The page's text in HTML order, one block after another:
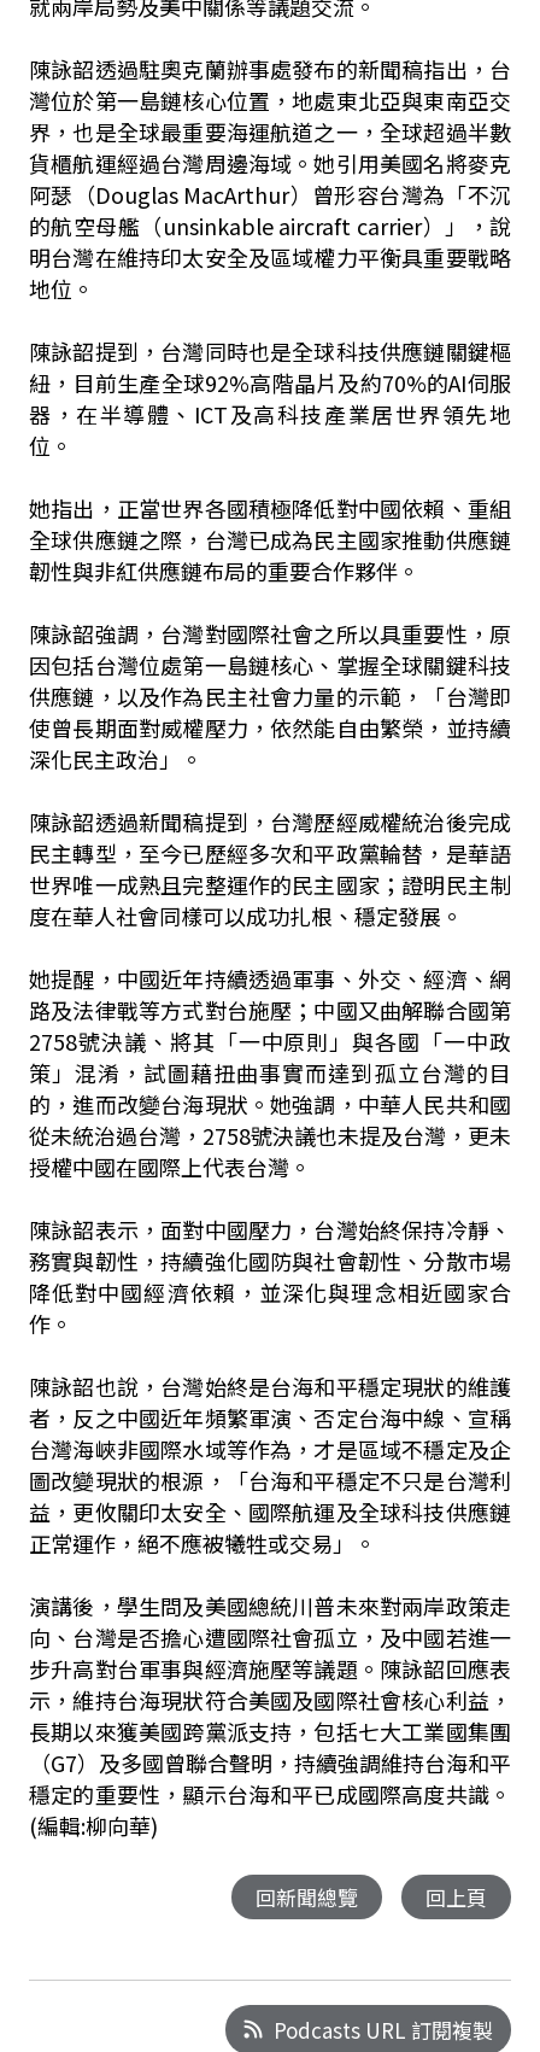
陳詠韶透過駐奧克蘭辦事處發布的新聞稿指出，台
灣位於第一島鏈核心位置，地處東北亞與東南亞交
界，也是全球最重要海運航道之一，全球超過半數
貨櫃航運經過台灣周邊海域。她引用美國名將麥克
阿瑟（Douglas MacArthur）曾形容台灣為「不沉
的航空母艦（unsinkable aircraft carrier）」，說
明台灣在維持印太安全及區域權力平衡具重要戰略
地位。
陳詠韶提到，台灣同時也是全球科技供應鏈關鍵樞
紐，目前生產全球92%高階晶片及約70%的AI伺服
器，在半導體、ICT及高科技產業居世界領先地
位。
她指出，正當世界各國積極降低對中國依賴、重組
全球供應鏈之際，台灣已成為民主國家推動供應鏈
韌性與非紅供應鏈布局的重要合作夥伴。
陳詠韶強調，台灣對國際社會之所以具重要性，原
因包括台灣位處第一島鏈核心、掌握全球關鍵科技
供應鏈，以及作為民主社會力量的示範，「台灣即
使曾長期面對威權壓力，依然能自由繁榮，並持續
深化民主政治」。
陳詠韶透過新聞稿提到，台灣歷經威權統治後完成
民主轉型，至今已歷經多次和平政黨輪替，是華語
世界唯一成熟且完整運作的民主國家；證明民主制
度在華人社會同樣可以成功扎根、穩定發展。
她提醒，中國近年持續透過軍事、外交、經濟、網
路及法律戰等方式對台施壓；中國又曲解聯合國第
2758號決議、將其「一中原則」與各國「一中政
策」混淆，試圖藉扭曲事實而達到孤立台灣的目
的，進而改變台海現狀。她強調，中華人民共和國
從未統治過台灣，2758號決議也未提及台灣，更未
授權中國在國際上代表台灣。
陳詠韶表示，面對中國壓力，台灣始終保持冷靜、
務實與韌性，持續強化國防與社會韌性、分散市場
降低對中國經濟依賴，並深化與理念相近國家合
作。
陳詠韶也說，台灣始終是台海和平穩定現狀的維護
者，反之中國近年頻繁軍演、否定台海中線、宣稱
台灣海峽非國際水域等作為，才是區域不穩定及企
圖改變現狀的根源，「台海和平穩定不只是台灣利
益，更攸關印太安全、國際航運及全球科技供應鏈
正常運作，絕不應被犧牲或交易」。
演講後，學生問及美國總統川普未來對兩岸政策走
向、台灣是否擔心遭國際社會孤立，及中國若進一
步升高對台軍事與經濟施壓等議題。陳詠韶回應表
示，維持台海現狀符合美國及國際社會核心利益，
長期以來獲美國跨黨派支持，包括七大工業國集團
（G7）及多國曾聯合聲明，持續強調維持台海和平
穩定的重要性，顯示台海和平已成國際高度共識。
(編輯:柳向華)
回新聞總覽 回上頁
Podcasts URL 訂閱複製